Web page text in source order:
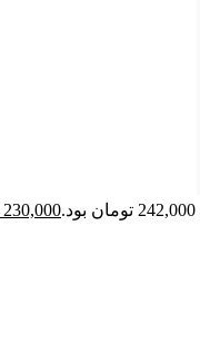
230,000